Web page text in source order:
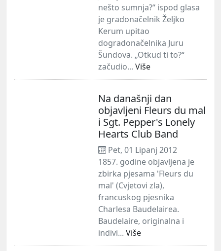
nešto sumnja?“ ispod glasa
je gradonačelnik Željko
Kerum upitao
dogradonačelnika Juru
Šundova. „Otkud ti to?“
začudio... Više
Na današnji dan
objavljeni Fleurs du mal
i Sgt. Pepper's Lonely
Hearts Club Band
Pet, 01 Lipanj 2012
1857. godine objavljena je
zbirka pjesama 'Fleurs du
mal' (Cvjetovi zla),
francuskog pjesnika
Charlesa Baudelairea.
Baudelaire, originalna i
indivi... Više